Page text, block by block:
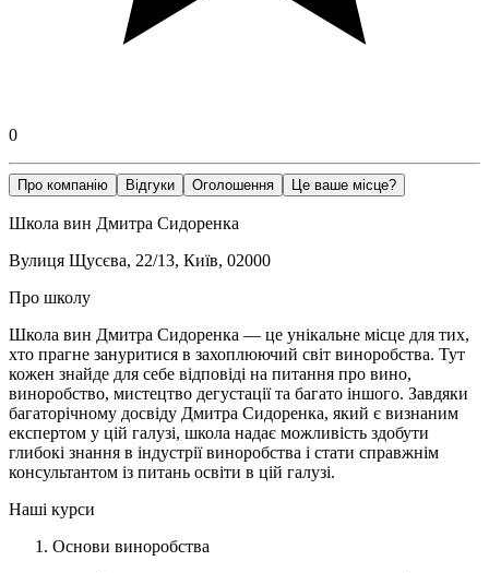
0
Про компанію Відгуки Оголошення Це ваше місце?
Школа вин Дмитра Сидоренка
Вулиця Щусєва, 22/13, Київ, 02000
Про школу
Школа вин Дмитра Сидоренка — це унікальне місце для тих,
хто прагне зануритися в захоплюючий світ виноробства. Тут
кожен знайде для себе відповіді на питання про вино,
виноробство, мистецтво дегустації та багато іншого. Завдяки
багаторічному досвіду Дмитра Сидоренка, який є визнаним
експертом у цій галузі, школа надає можливість здобути
глибокі знання в індустрії виноробства і стати справжнім
консультантом із питань освіти в цій галузі.
Наші курси
Основи виноробства